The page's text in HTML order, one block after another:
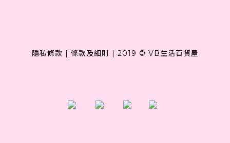
隱私條款 | 條款及細則 | 2019 © VB生活百貨屋